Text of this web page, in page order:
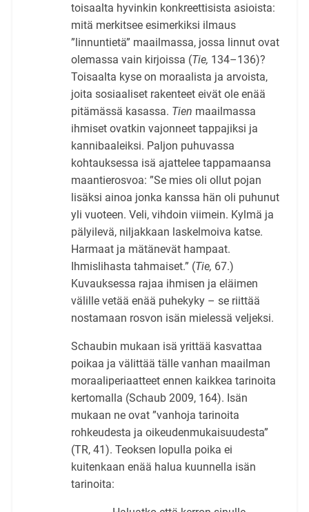
toisaalta hyvinkin konkreettisista asioista:
mitä merkitsee esimerkiksi ilmaus
”linnuntietä” maailmassa, jossa linnut ovat
olemassa vain kirjoissa (Tie, 134–136)?
Toisaalta kyse on moraalista ja arvoista,
joita sosiaaliset rakenteet eivät ole enää
pitämässä kasassa. Tien maailmassa
ihmiset ovatkin vajonneet tappajiksi ja
kannibaaleiksi. Paljon puhuvassa
kohtauksessa isä ajattelee tappamaansa
maantierosvoa: ”Se mies oli ollut pojan
lisäksi ainoa jonka kanssa hän oli puhunut
yli vuoteen. Veli, vihdoin viimein. Kylmä ja
pälyilevä, niljakkaan laskelmoiva katse.
Harmaat ja mätänevät hampaat.
Ihmislihasta tahmaiset.” (Tie, 67.)
Kuvauksessa rajaa ihmisen ja eläimen
välille vetää enää puhekyky – se riittää
nostamaan rosvon isän mielessä veljeksi.
Schaubin mukaan isä yrittää kasvattaa
poikaa ja välittää tälle vanhan maailman
moraaliperiaatteet ennen kaikkea tarinoita
kertomalla (Schaub 2009, 164). Isän
mukaan ne ovat ”vanhoja tarinoita
rohkeudesta ja oikeudenmukaisuudesta”
(TR, 41). Teoksen lopulla poika ei
kuitenkaan enää halua kuunnella isän
tarinoita: